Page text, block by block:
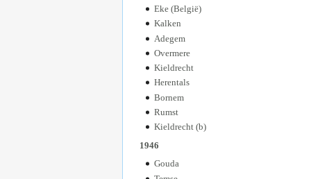
Eke (België)
Kalken
Adegem
Overmere
Kieldrecht
Herentals
Bornem
Rumst
Kieldrecht (b)
1946
Gouda